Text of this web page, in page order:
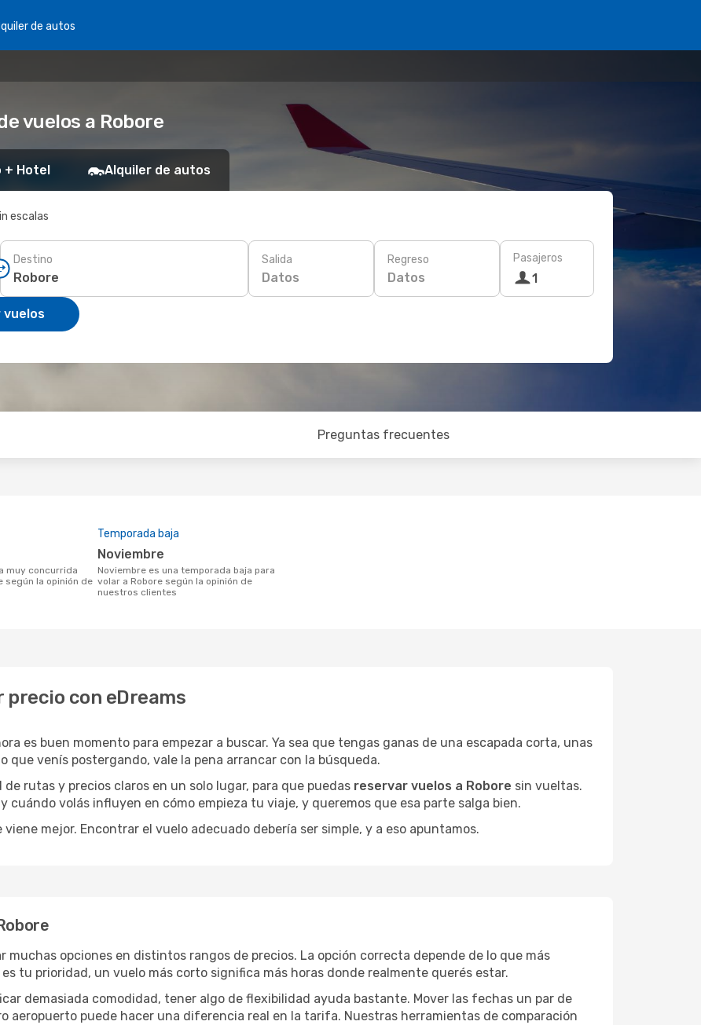
de autos
vuelos a Robore
+ Hotel Alquiler de autos
escalas
Destino Salida
Datos
Regreso
Datos
Pasajeros
1
vuelos
Preguntas frecuentes
según la opinión de
Temporada baja
noviembre
noviembre es una temporada baja para
volar a Robore según la opinión de
nuestros clientes
precio con eDreams
es buen momento para empezar a buscar. Ya sea que tengas ganas de una escapada corta, unas
que venís postergando, vale la pena arrancar con la búsqueda.
rutas y precios claros en un solo lugar, para que puedas reservar vuelos a Robore sin vueltas.
cuándo volás influyen en cómo empieza tu viaje, y queremos que esa parte salga bien.
mejor. Encontrar el vuelo adecuado debería ser simple, y a eso apuntamos.
muchas opciones en distintos rangos de precios. La opción correcta depende de lo que más
tu prioridad, un vuelo más corto significa más horas donde realmente querés estar.
demasiada comodidad, tener algo de flexibilidad ayuda bastante. Mover las fechas un par de
aeropuerto puede hacer una diferencia real en la tarifa. Nuestras herramientas de comparación